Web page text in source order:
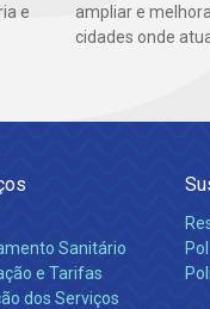
e
ampliar e
cidades onde
Sanitário
e Tarifas
dos Serviços